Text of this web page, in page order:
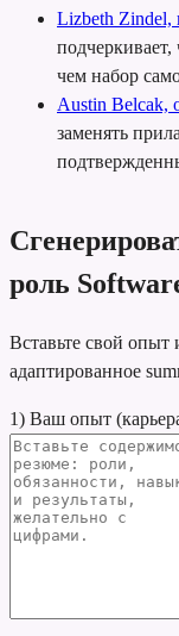
Lizbeth Zindel,
подчеркивает,
чем набор
Austin Belcak,
заменять
роль
Вставьте свой
адаптированное
1) Ваш опыт